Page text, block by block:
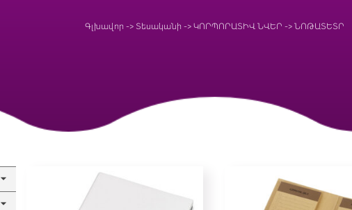
Գլխավոր -> Տեսականի -> ԿՈՐՊՈՐԱՏԻՎ ՆՎԵՐ -> ՆՈԹԱՏԵՏՐ